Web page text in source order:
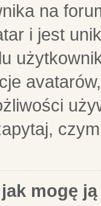
na
i jest
mogę